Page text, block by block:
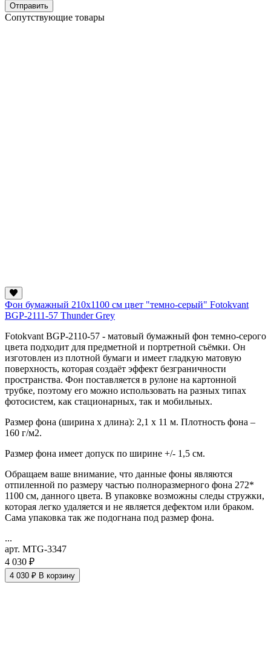
Отправить
Сопутствующие товары
Фон бумажный 210х1100 см цвет "темно-серый" Fotokvant
BGP-2111-57 Thunder Grey
Fotokvant BGP-2110-57 - матовый бумажный фон темно-серого
цвета подходит для предметной и портретной съёмки. Он
изготовлен из плотной бумаги и имеет гладкую матовую
поверхность, которая создаёт эффект безграничности
пространства. Фон поставляется в рулоне на картонной
трубке, поэтому его можно использовать на разных типах
фотосистем, как стационарных, так и мобильных.
Размер фона (ширина х длина): 2,1 х 11 м. Плотность фона –
160 г/м2.
Размер фона имеет допуск по ширине +/- 1,5 см.
Обращаем ваше внимание, что данные фоны являются
отпиленной по размеру частью полноразмерного фона 272*
1100 см, данного цвета. В упаковке возможны следы стружки,
которая легко удаляется и не является дефектом или браком.
Сама упаковка так же подогнана под размер фона.
...
арт. MTG-3347
4 030 ₽
4 030 ₽ В корзину